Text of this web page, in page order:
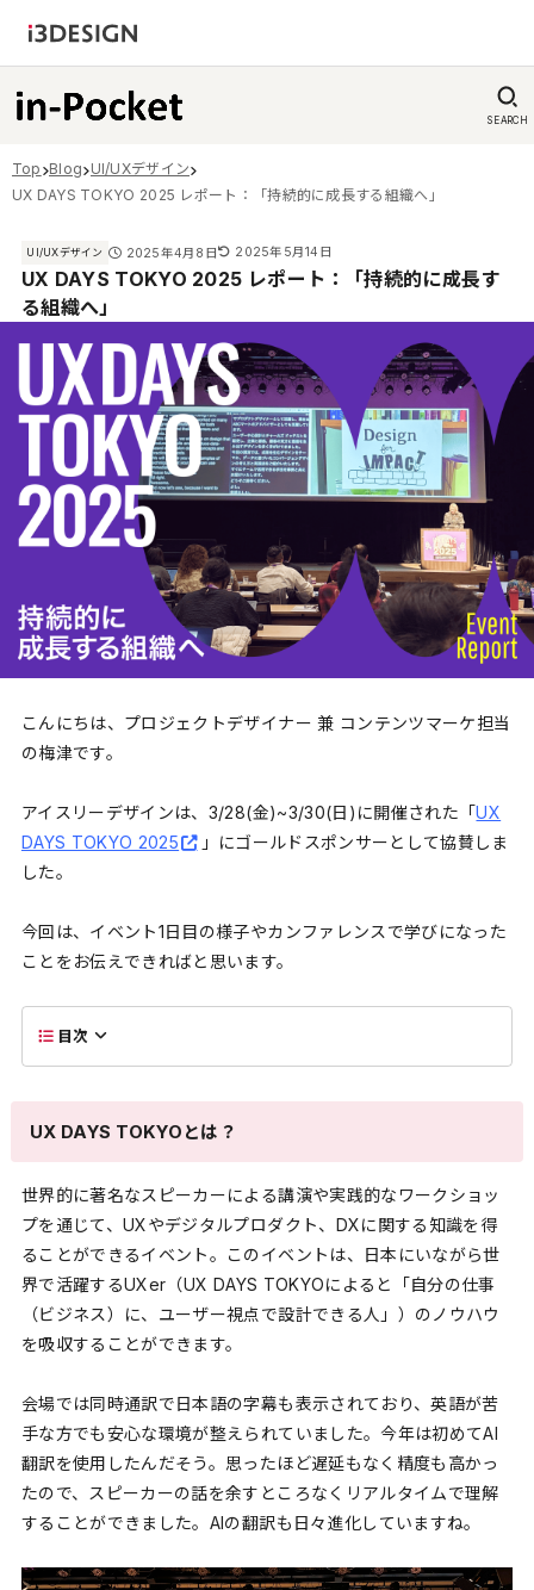
SEARCH
Top Blog UI/UXデザイン
UX DAYS TOKYO 2025 レポート：「持続的に成長する組織へ」
UI/UXデザイン 2025年4月8日 2025年5月14日
UX DAYS TOKYO 2025 レポート：「持続的に成長す
る組織へ」
こんにちは、プロジェクトデザイナー 兼 コンテンツマーケ担当
の梅津です。
アイスリーデザインは、3/28(金)~3/30(日)に開催された「UX
DAYS TOKYO 2025
」にゴールドスポンサーとして協賛しま
した。
今回は、イベント1日目の様子やカンファレンスで学びになった
ことをお伝えできればと思います。
目次
UX DAYS TOKYOとは？
世界的に著名なスピーカーによる講演や実践的なワークショッ
プを通じて、UXやデジタルプロダクト、DXに関する知識を得
ることができるイベント。このイベントは、日本にいながら世
界で活躍するUXer（UX DAYS TOKYOによると「自分の仕事
（ビジネス）に、ユーザー視点で設計できる人」）のノウハウ
を吸収することができます。
会場では同時通訳で日本語の字幕も表示されており、英語が苦
手な方でも安心な環境が整えられていました。今年は初めてAI
翻訳を使用したんだそう。思ったほど遅延もなく精度も高かっ
たので、スピーカーの話を余すところなくリアルタイムで理解
することができました。AIの翻訳も日々進化していますね。